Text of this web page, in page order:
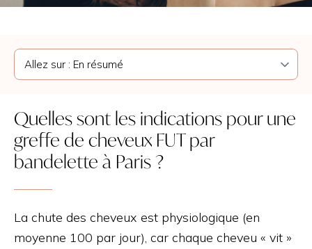
Quelles sont les indications pour une
greffe de cheveux FUT par
bandelette à Paris ?
La chute des cheveux est physiologique (en
moyenne 100 par jour), car chaque cheveu « vit »